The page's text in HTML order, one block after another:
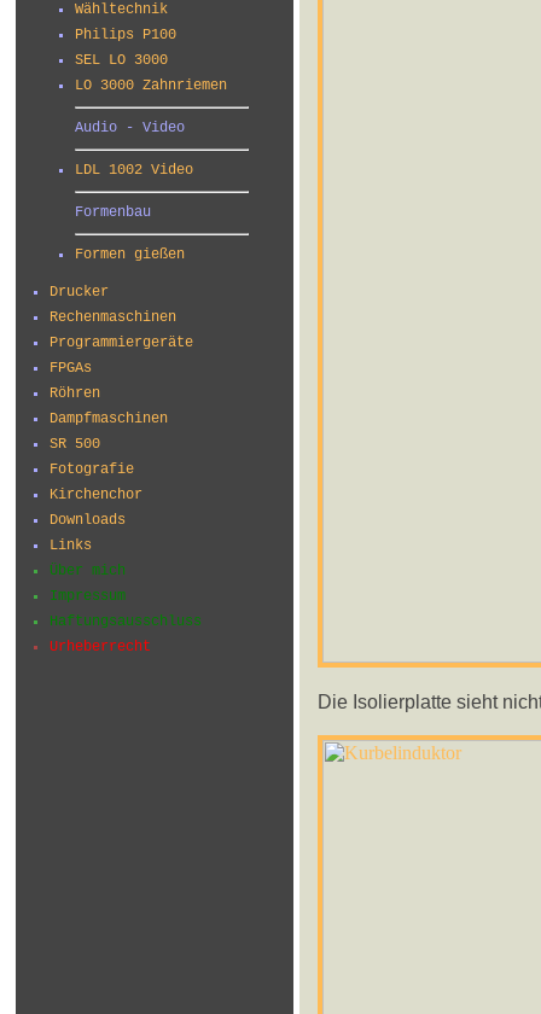
Wähltechnik
Philips P100
SEL LO 3000
LO 3000 Zahnriemen
Audio - Video
LDL 1002 Video
Formenbau
Formen gießen
Drucker
Rechenmaschinen
Programmiergeräte
FPGAs
Röhren
Dampfmaschinen
SR 500
Fotografie
Kirchenchor
Downloads
Links
Über mich
Impressum
Haftungsausschluss
Urheberrecht
Die Isolierplatte sieht